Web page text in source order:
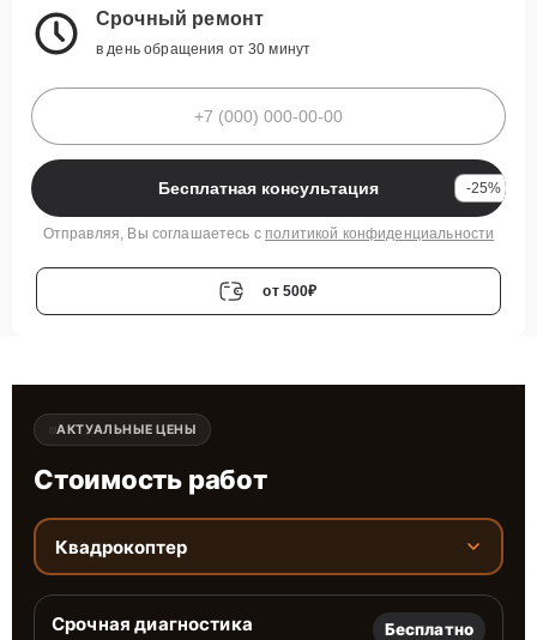
Срочный ремонт
в день обращения от 30 минут
Бесплатная консультация -25%
Отправляя, Вы соглашаетесь с политикой конфиденциальности
от 500₽
АКТУАЛЬНЫЕ ЦЕНЫ
Стоимость работ
Квадрокоптер
Срочная диагностика Бесплатно